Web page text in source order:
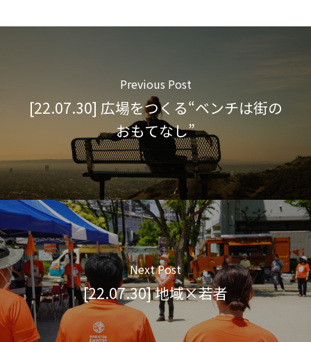
Previous Post
[22.07.30] 広場をつくる“ベンチは街の
おもてなし”
Next Post
[22.07.30] 地域×若者